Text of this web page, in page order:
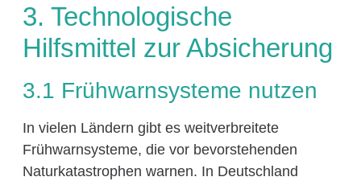
3. Technologische
Hilfsmittel zur Absicherung
3.1 Frühwarnsysteme nutzen
In vielen Ländern gibt es weitverbreitete
Frühwarnsysteme, die vor bevorstehenden
Naturkatastrophen warnen. In Deutschland